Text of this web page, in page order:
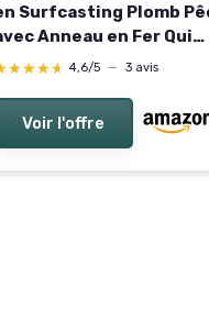
Surfcasting Plomb
Anneau en Fer Qui
Efficacement Le Bas de
de Dériver
sur Le Fond 60g 10
4,6/5 — 3 avis
Voir l'offre